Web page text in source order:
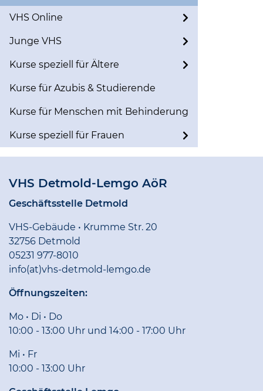
VHS Online
Junge VHS
Kurse speziell für Ältere
Kurse für Azubis & Studierende
Kurse für Menschen mit Behinderung
Kurse speziell für Frauen
VHS Detmold-Lemgo AöR
Geschäftsstelle Detmold
VHS-Gebäude • Krumme Str. 20
32756 Detmold
05231 977-8010
info(at)vhs-detmold-lemgo.de
Öffnungszeiten:
Mo • Di • Do
10:00 - 13:00 Uhr und 14:00 - 17:00 Uhr
Mi • Fr
10:00 - 13:00 Uhr